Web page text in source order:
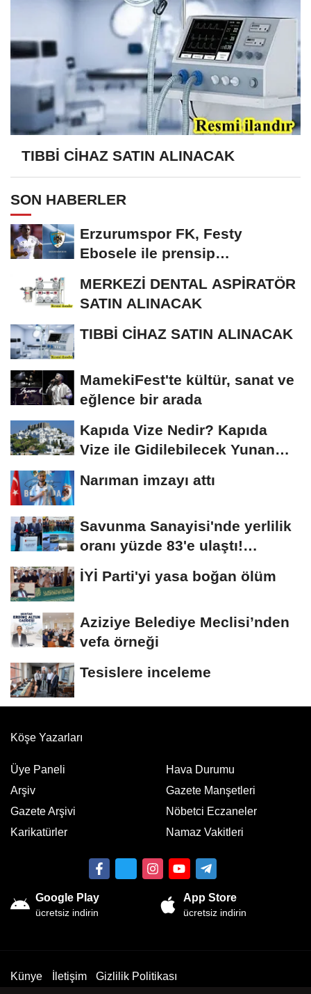
TIBBİ CİHAZ SATIN ALINACAK
SON HABERLER
Erzurumspor FK, Festy
Ebosele ile prensip
anlaşmasına vardı
MERKEZİ DENTAL ASPİRATÖR
SATIN ALINACAK
TIBBİ CİHAZ SATIN ALINACAK
MamekiFest'te kültür, sanat ve
eğlence bir arada
Kapıda Vize Nedir? Kapıda
Vize ile Gidilebilecek Yunan
Narıman imzayı attı
Savunma Sanayisi'nde yerlilik
oranı yüzde 83'e ulaştı!
Erzurum da...
İYİ Parti'yi yasa boğan ölüm
Aziziye Belediye Meclisi’nden
vefa örneği
Tesislere inceleme
Köşe Yazarları
Üye Paneli
Arşiv
Gazete Arşivi
Karikatürler
Hava Durumu
Gazete Manşetleri
Nöbetci Eczaneler
Namaz Vakitleri
Google Play
ücretsiz indirin
App Store
ücretsiz indirin
Künye İletişim Gizlilik Politikası